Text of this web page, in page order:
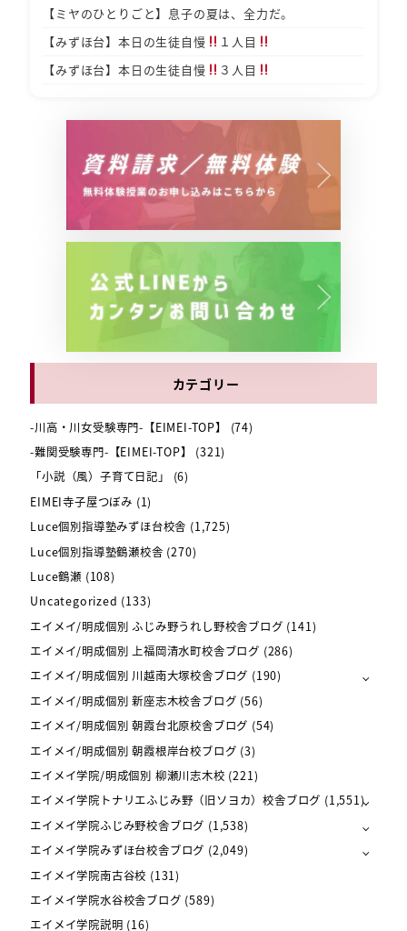
【ミヤのひとりごと】息子の夏は、全力だ。
【みずほ台】本日の生徒自慢
１人目
【みずほ台】本日の生徒自慢
３人目
カテゴリー
-川高・川女受験専門-【EIMEI-TOP】
(74)
-難関受験専門-【EIMEI-TOP】
(321)
「小説（風）子育て日記」
(6)
EIMEI寺子屋つぼみ (1)
Luce個別指導塾みずほ台校舎 (1,725)
Luce個別指導塾鶴瀬校舎 (270)
Luce鶴瀬 (108)
Uncategorized (133)
エイメイ/明成個別 ふじみ野うれし野校舎ブログ (141)
エイメイ/明成個別 上福岡清水町校舎ブログ (286)
エイメイ/明成個別 川越南大塚校舎ブログ (190)
エイメイ/明成個別 新座志木校舎ブログ (56)
エイメイ/明成個別 朝霞台北原校舎ブログ (54)
エイメイ/明成個別 朝霞根岸台校ブログ (3)
エイメイ学院/明成個別 柳瀬川志木校 (221)
エイメイ学院トナリエふじみ野（旧ソヨカ）校舎ブログ (1,551)
エイメイ学院ふじみ野校舎ブログ (1,538)
エイメイ学院みずほ台校舎ブログ (2,049)
エイメイ学院南古谷校 (131)
エイメイ学院水谷校舎ブログ (589)
エイメイ学院説明 (16)